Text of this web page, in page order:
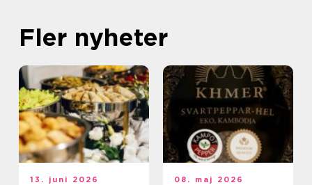
Fler nyheter
13. juni 2026 08. maj 2026